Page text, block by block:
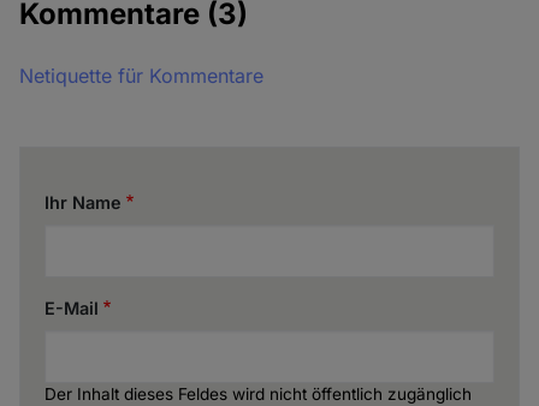
Kommentare (3)
Netiquette für Kommentare
Ihr Name
E-Mail
Der Inhalt dieses Feldes wird nicht öffentlich zugänglich